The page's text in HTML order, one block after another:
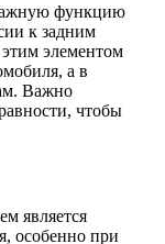
функцию
к задним
элементом
а в
Важно
чтобы
является
особенно при